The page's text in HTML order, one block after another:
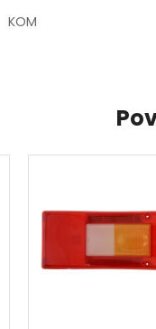
KOM